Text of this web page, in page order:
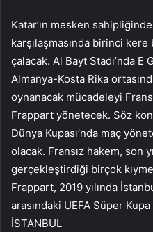
Katar’ın mesken
karşılaşmasında birinci
çalacak. Al Bayt Stadı’nda E
Almanya-Kosta Rika
oynanacak mücadeleyi
Frappart yönetecek. Söz
Dünya Kupası’nda maç
olacak. Fransız hakem, son
gerçekleştirdiği birçok
Frappart, 2019 yılında
arasındaki UEFA Süper
İSTANBUL